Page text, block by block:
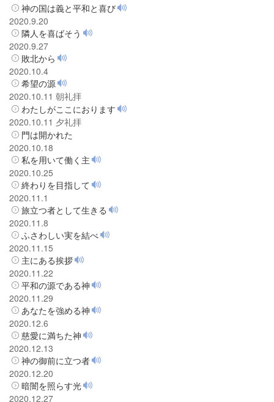
神の国は義と平和と喜び
2020.9.20
隣人を喜ばそう
2020.9.27
敗北から
2020.10.4
希望の源
2020.10.11 朝礼拝
わたしがここにおります
2020.10.11 夕礼拝
門は開かれた
2020.10.18
私を用いて働く主
2020.10.25
終わりを目指して
2020.11.1
旅立つ者として生きる
2020.11.8
ふさわしい実を結べ
2020.11.15
主にある挨拶
2020.11.22
平和の源である神
2020.11.29
あなたを強める神
2020.12.6
慈愛に満ちた神
2020.12.13
神の御前に立つ者
2020.12.20
暗闇を照らす光
2020.12.27